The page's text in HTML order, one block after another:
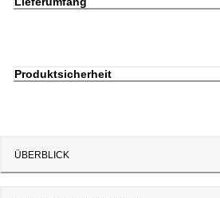
Produktsicherheit
ÜBERBLICK